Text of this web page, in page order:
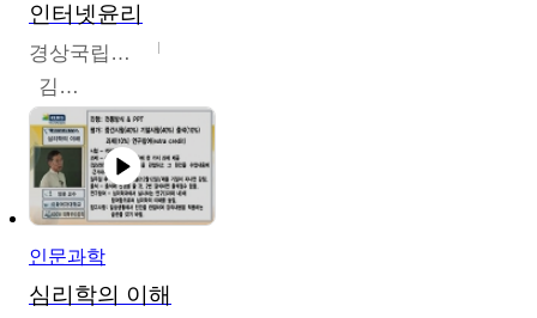
인터넷윤리
경상국립대학교
김대군
인문과학
심리학의 이해